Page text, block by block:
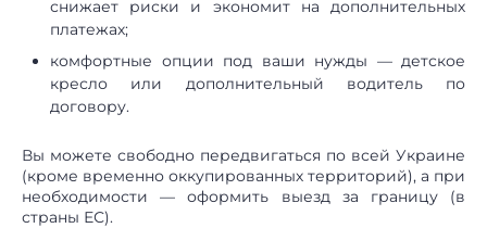
снижает риски и экономит на дополнительных
платежах;
комфортные опции под ваши нужды — детское
кресло или дополнительный водитель по
договору.
Вы можете свободно передвигаться по всей Украине
(кроме временно оккупированных территорий), а при
необходимости — оформить выезд за границу (в
страны ЕС).